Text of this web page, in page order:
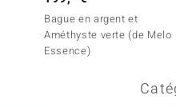
Bague en argent et
Améthyste verte (de Melo
Essence)